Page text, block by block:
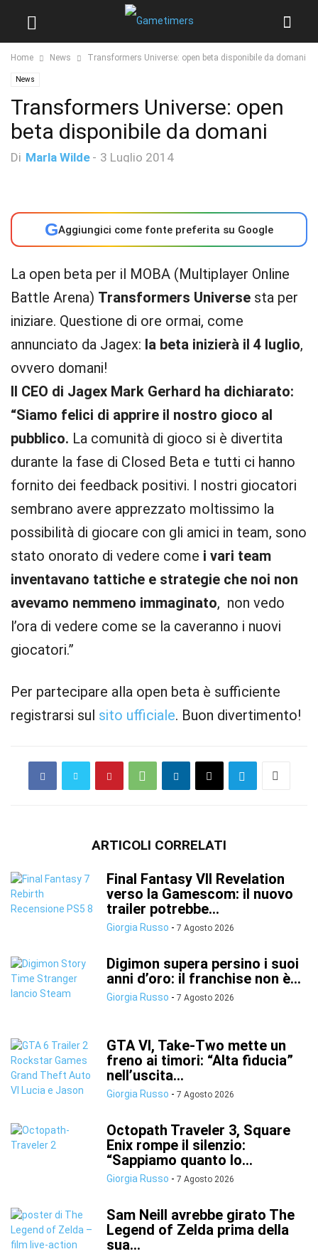
Home News Transformers Universe: open beta disponibile da domani
News
Transformers Universe: open
beta disponibile da domani
Di Marla Wilde - 3 Luglio 2014
GAggiungici come fonte preferita su Google
La open beta per il MOBA (Multiplayer Online
Battle Arena) Transformers Universe sta per
iniziare. Questione di ore ormai, come
annunciato da Jagex: la beta inizierà il 4 luglio,
ovvero domani!
Il CEO di Jagex Mark Gerhard ha dichiarato:
“Siamo felici di apprire il nostro gioco al
pubblico. La comunità di gioco si è divertita
durante la fase di Closed Beta e tutti ci hanno
fornito dei feedback positivi. I nostri giocatori
sembrano avere apprezzato moltissimo la
possibilità di giocare con gli amici in team, sono
stato onorato di vedere come i vari team
inventavano tattiche e strategie che noi non
avevamo nemmeno immaginato, non vedo
l’ora di vedere come se la caveranno i nuovi
giocatori.”
Per partecipare alla open beta è sufficiente
registrarsi sul sito ufficiale. Buon divertimento!
ARTICOLI CORRELATI
Final Fantasy VII Revelation
verso la Gamescom: il nuovo
trailer potrebbe...
Giorgia Russo - 7 Agosto 2026
Digimon supera persino i suoi
anni d’oro: il franchise non è...
Giorgia Russo - 7 Agosto 2026
GTA VI, Take-Two mette un
freno ai timori: “Alta fiducia”
nell’uscita...
Giorgia Russo - 7 Agosto 2026
Octopath Traveler 3, Square
Enix rompe il silenzio:
“Sappiamo quanto lo...
Giorgia Russo - 7 Agosto 2026
Sam Neill avrebbe girato The
Legend of Zelda prima della
sua...